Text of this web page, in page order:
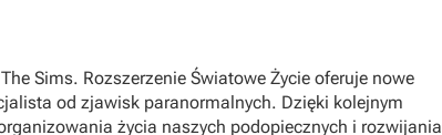
Sims. Rozszerzenie Światowe Życie oferuje nowe
od zjawisk paranormalnych. Dzięki kolejnym
życia naszych podopiecznych i rozwijania